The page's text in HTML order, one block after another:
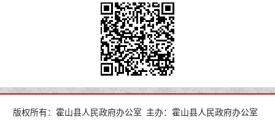
版权所有：霍山县人民政府办公室 主办：霍山县人民政府办公室